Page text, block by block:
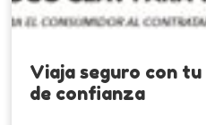
Viaja seguro con
de confianza